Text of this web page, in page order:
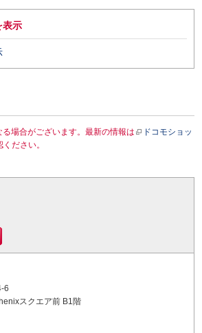
表示
場合がございます。最新の情報は
ドコモショッ
ださい。
6
スクエア前 B1階